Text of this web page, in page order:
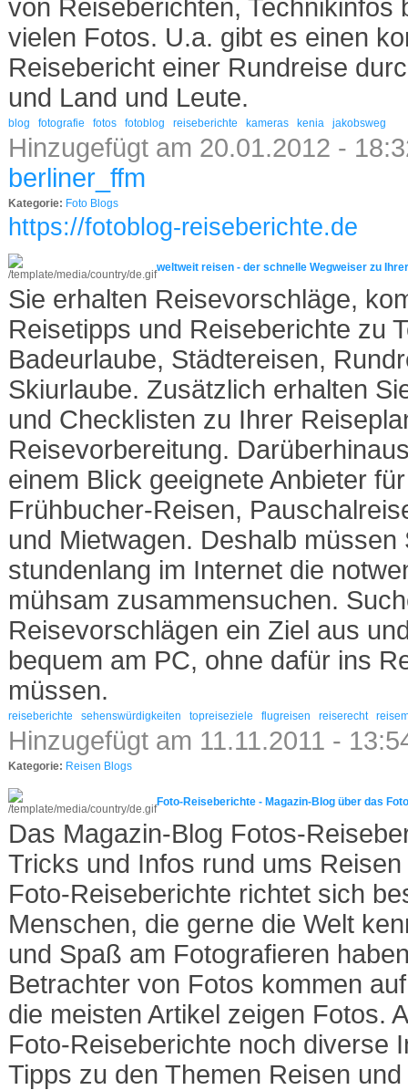
von Reiseberichten, Technikinfos
vielen Fotos. U.a. gibt es einen
Reisebericht einer Rundreise
und Land und Leute.
blog fotografie fotos fotoblog reiseberichte kameras kenia jakobsweg
Hinzugefügt am 20.01.2012 -
berliner_ffm
Kategorie: Foto Blogs
https://fotoblog-reiseberichte.de
weltweit reisen - der schnelle Wegweiser zu
Sie erhalten Reisevorschläge,
Reisetipps und Reiseberichte zu
Badeurlaube, Städtereisen,
Skiurlaube. Zusätzlich erhalten
und Checklisten zu Ihrer
Reisevorbereitung.
einem Blick geeignete Anbieter
Frühbucher-Reisen,
und Mietwagen. Deshalb müssen
stundenlang im Internet die
mühsam zusammensuchen.
Reisevorschlägen ein Ziel aus
bequem am PC, ohne dafür ins
müssen.
reiseberichte sehenswürdigkeiten topreiseziele flugreisen reiserecht
Hinzugefügt am 11.11.2011 -
Kategorie: Reisen Blogs
Foto-Reiseberichte - Magazin-Blog über das
Das Magazin-Blog Fotos-
Tricks und Infos rund ums
Foto-Reiseberichte richtet sich
Menschen, die gerne die Welt
und Spaß am Fotografieren
Betrachter von Fotos kommen
die meisten Artikel zeigen Fotos.
Foto-Reiseberichte noch diverse
Tipps zu den Themen Reisen